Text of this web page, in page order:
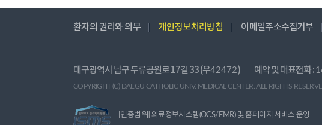
환자의 권리와 의무 개인정보처리방침 이메일주소수집거부
대구광역시 남구 두류공원로 17길 33 (우42472 ) 예약 및 대표전화 :
COPYRIGHT (C) DAEGU CATHOLIC UNIV. MEDICAL CENTER. ALL RIGHTS
[인증범위] 의료정보시스템(OCS/EMR) 및 홈페이지 서비스 운영